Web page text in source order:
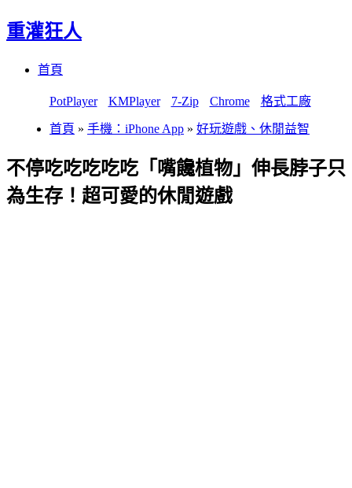
重灌狂人
首頁
PotPlayer KMPlayer 7-Zip Chrome 格式工廠
首頁 » 手機：iPhone App » 好玩遊戲、休閒益智
不停吃吃吃吃吃「嘴饞植物」伸長脖子只
為生存！超可愛的休閒遊戲